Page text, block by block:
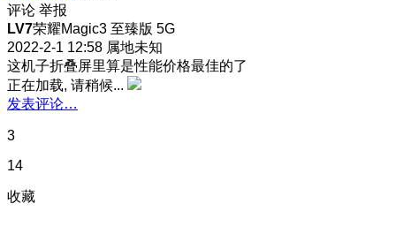
评论 举报
LV7荣耀Magic3 至臻版 5G
2022-2-1 12:58 属地未知
这机子折叠屏里算是性能价格最佳的了
正在加载, 请稍候...
发表评论…
3
14
收藏